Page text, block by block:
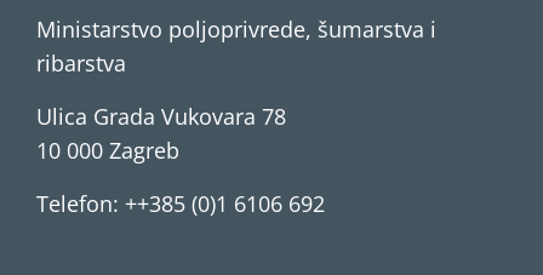
Ministarstvo poljoprivrede, šumarstva i
ribarstva
Ulica Grada Vukovara 78
10 000 Zagreb
Telefon: ++385 (0)1 6106 692